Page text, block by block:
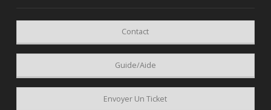
Contact
Envoyer Un Ticket
Guide/Aide